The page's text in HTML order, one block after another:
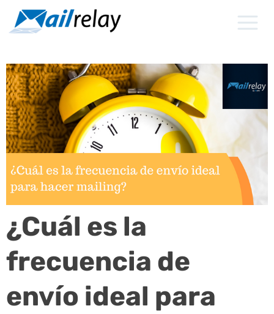
contenido
¿Cuál es la
frecuencia de
envío ideal para